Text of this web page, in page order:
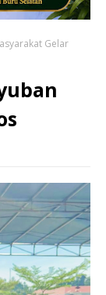
Gelar